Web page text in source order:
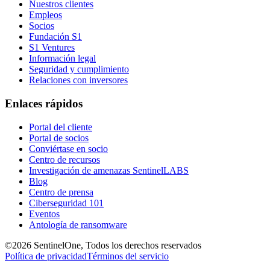
Nuestros clientes
Empleos
Socios
Fundación S1
S1 Ventures
Información legal
Seguridad y cumplimiento
Relaciones con inversores
Enlaces rápidos
Portal del cliente
Portal de socios
Conviértase en socio
Centro de recursos
Investigación de amenazas SentinelLABS
Blog
Centro de prensa
Ciberseguridad 101
Eventos
Antología de ransomware
©2026 SentinelOne, Todos los derechos reservados
Política de privacidadTérminos del servicio